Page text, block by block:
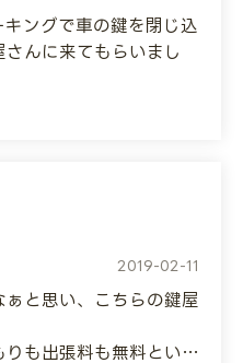
and in a
they handled
the lock to making
while I was
the other
ングで車の鍵を閉じ込
んに来てもらいまし
かったと思います。
coin parking lot in
so I had this
worked quickly.
yen.
2019-02-11
と思い、こちらの鍵屋
も出張料も無料という